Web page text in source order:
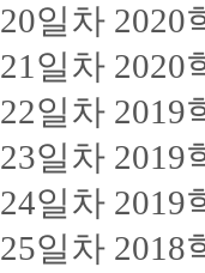
20일차 2020
21일차 2020
22일차 2019
23일차 2019
24일차 2019
25일차 2018